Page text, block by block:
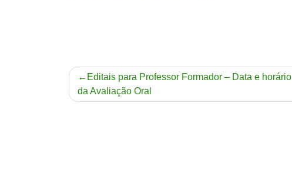
Navegação
de
Editais para Professor Formador – Data e horário
da Avaliação Oral